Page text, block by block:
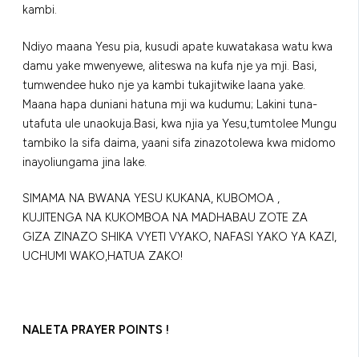
kambi.
Ndiyo maana Yesu pia, kusudi apate kuwatakasa watu kwa
damu yake mwenyewe, aliteswa na kufa nje ya mji. Basi,
tumwendee huko nje ya kambi tukajitwike laana yake.
Maana hapa duniani hatuna mji wa kudumu; Lakini tuna-
utafuta ule unaokuja.Basi, kwa njia ya Yesu,tumtolee Mungu
tambiko la sifa daima, yaani sifa zinazotolewa kwa midomo
inayoliungama jina lake.
SIMAMA NA BWANA YESU KUKANA, KUBOMOA ,
KUJITENGA NA KUKOMBOA NA MADHABAU ZOTE ZA
GIZA ZINAZO SHIKA VYETI VYAKO, NAFASI YAKO YA KAZI,
UCHUMI WAKO,HATUA ZAKO!
NALETA PRAYER POINTS !